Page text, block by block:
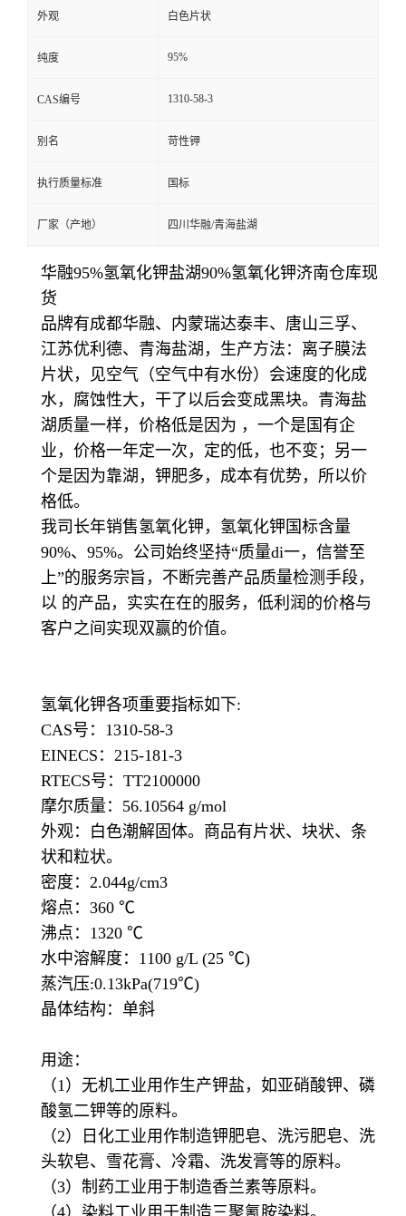
外观 白色片状
纯度 95%
CAS编号 1310-58-3
别名 苛性钾
执行质量标准 国标
厂家（产地） 四川华融/青海盐湖
华融95%氢氧化钾盐湖90%氢氧化钾济南仓库现
货
品牌有成都华融、内蒙瑞达泰丰、唐山三孚、
江苏优利德、青海盐湖，生产方法：离子膜法
片状，见空气（空气中有水份）会速度的化成
水，腐蚀性大，干了以后会变成黑块。青海盐
湖质量一样，价格低是因为 ，一个是国有企
业，价格一年定一次，定的低，也不变；另一
个是因为靠湖，钾肥多，成本有优势，所以价
格低。
我司长年销售氢氧化钾，氢氧化钾国标含量
90%、95%。公司始终坚持“质量di一，信誉至
上”的服务宗旨，不断完善产品质量检测手段，
以 的产品，实实在在的服务，低利润的价格与
客户之间实现双赢的价值。
氢氧化钾各项重要指标如下:
CAS号： 1310-58-3
EINECS：215-181-3
RTECS号：TT2100000
摩尔质量：56.10564 g/mol
外观：白色潮解固体。商品有片状、块状、条
状和粒状。
密度：2.044g/cm3
熔点：360 ℃
沸点：1320 ℃
水中溶解度：1100 g/L (25 ℃)
蒸汽压:0.13kPa(719℃)
晶体结构：单斜
用途：
（1）无机工业用作生产钾盐，如亚硝酸钾、磷
酸氢二钾等的原料。
（2）日化工业用作制造钾肥皂、洗污肥皂、洗
头软皂、雪花膏、冷霜、洗发膏等的原料。
（3）制药工业用于制造香兰素等原料。